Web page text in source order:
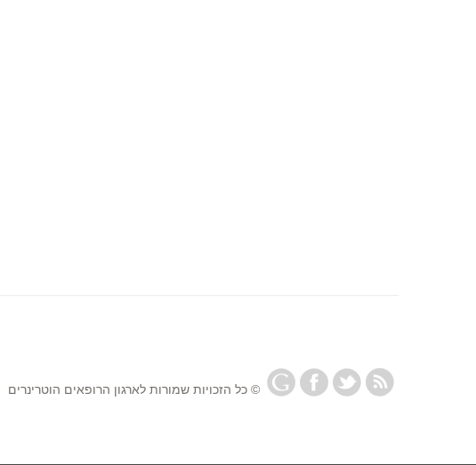
© כל הזכויות שמורות לארגון הרופאים הוטרינרים